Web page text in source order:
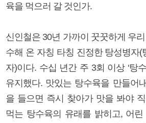
육을 먹으러 갈 것인가.
신인철은 30년 가까이 꿋꿋하게 우
수해 온 자칭 타칭 진정한 탕성병자(
자)이다. 수십 년간 주 3회 이상 ‘탕
유지했다. 맛있는 탕수육을 만들어
을 들으면 즉시 찾아가 맛을 봐야
먹는 탕수육의 유래를 밝히고, 어